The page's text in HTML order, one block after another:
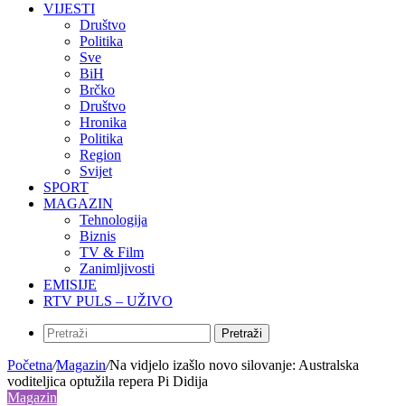
VIJESTI
Društvo
Politika
Sve
BiH
Brčko
Društvo
Hronika
Politika
Region
Svijet
SPORT
MAGAZIN
Tehnologija
Biznis
TV & Film
Zanimljivosti
EMISIJE
RTV PULS – UŽIVO
Pretraži
Početna/Magazin/Na vidjelo izašlo novo silovanje: Australska
voditeljica optužila repera Pi Didija
Magazin